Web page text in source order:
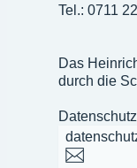
Tel.: 0711
Das
durch die